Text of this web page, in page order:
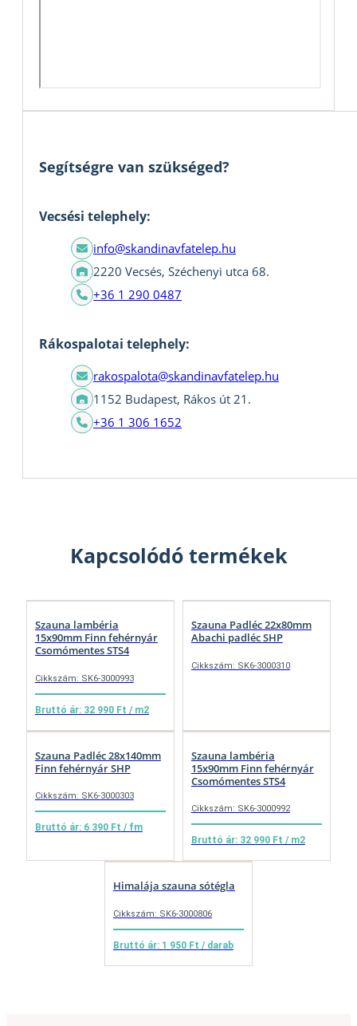
Segítségre van szükséged?
Vecsési telephely:
info@skandinavfatelep.hu
2220 Vecsés, Széchenyi utca 68.
+36 1 290 0487
Rákospalotai telephely:
rakospalota@skandinavfatelep.hu
1152 Budapest, Rákos út 21.
+36 1 306 1652
Kapcsolódó termékek
Szauna lambéria
15x90mm Finn fehérnyár
Csomómentes STS4
Cikkszám: SK6-3000993
Bruttó ár: 32 990 Ft / m2
Szauna Padléc 22x80mm
Abachi padléc SHP
Cikkszám: SK6-3000310
Szauna Padléc 28x140mm
Finn fehérnyár SHP
Cikkszám: SK6-3000303
Bruttó ár: 6 390 Ft / fm
Szauna lambéria
15x90mm Finn fehérnyár
Csomómentes STS4
Cikkszám: SK6-3000992
Bruttó ár: 32 990 Ft / m2
Himalája szauna sótégla
Cikkszám: SK6-3000806
Bruttó ár: 1 950 Ft / darab